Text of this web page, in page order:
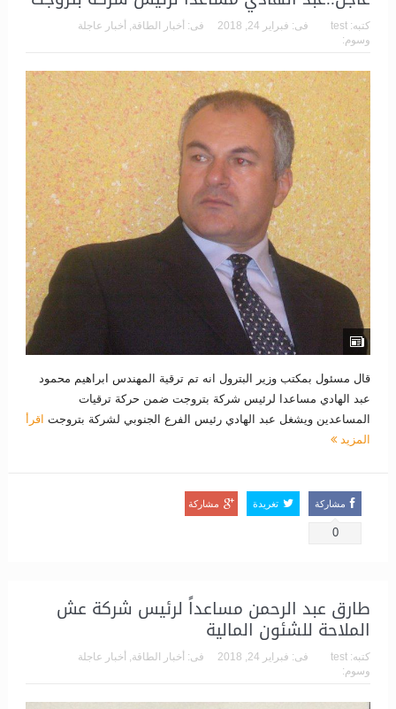
كتبه: test فى: فبراير 24, 2018 فى: أخبار الطاقة, أخبار عاجلة
وسوم:
قال مسئول بمكتب وزير البترول انه تم ترقية المهندس ابراهيم محمود
عبد الهادي مساعدا لرئيس شركة بتروجت ضمن حركة ترقيات
المساعدين ويشغل عبد الهادي رئيس الفرع الجنوبي لشركة بتروجت اقرأ
المزيد
مشاركة
0
تغريدة مشاركة
طارق عبد الرحمن مساعداً لرئيس شركة عش
الملاحة للشئون المالية
كتبه: test فى: فبراير 24, 2018 فى: أخبار الطاقة, أخبار عاجلة
وسوم: